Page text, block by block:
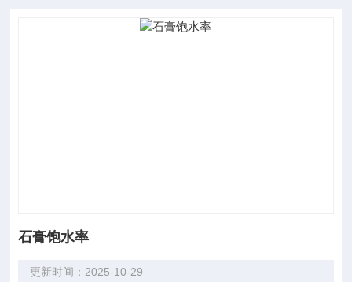
石膏饱水率
更新时间：2025-10-29